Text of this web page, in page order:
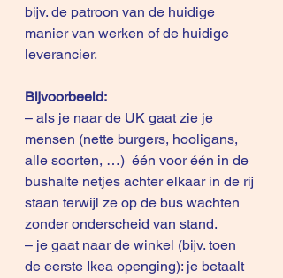
bijv. de patroon van de huidige
manier van werken of de huidige
leverancier.
Bijvoorbeeld:
– als je naar de UK gaat zie je
mensen (nette burgers, hooligans,
alle soorten, …)  één voor één in de
bushalte netjes achter elkaar in de rij
staan terwijl ze op de bus wachten
zonder onderscheid van stand.
– je gaat naar de winkel (bijv. toen
de eerste Ikea openging): je betaalt